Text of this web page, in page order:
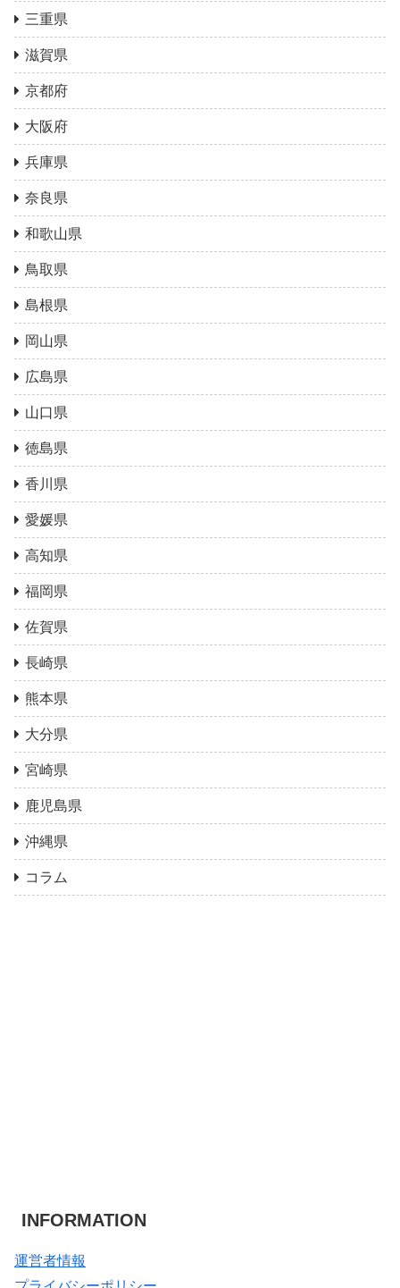
三重県
滋賀県
京都府
大阪府
兵庫県
奈良県
和歌山県
鳥取県
島根県
岡山県
広島県
山口県
徳島県
香川県
愛媛県
高知県
福岡県
佐賀県
長崎県
熊本県
大分県
宮崎県
鹿児島県
沖縄県
コラム
INFORMATION
運営者情報